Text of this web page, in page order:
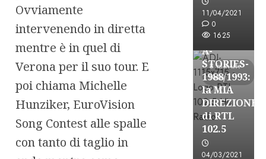
Ovviamente
intervenendo in diretta
mentre è in quel di
Verona per il suo tour. E
poi chiama Michelle
Hunziker, EuroVision
Song Contest alle spalle
con tanto di taglio in
11/04/2021
0
1625
8 minuti
letti
A-Stories
Formazione
FREE
A-
STORIES-
1988/1993:
la MIA
DIREZIONE
di RTL
102.5
04/03/2021
A-Stories
Formazione